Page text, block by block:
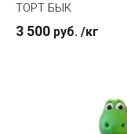
ТОРТ БЫК
3 500 руб. /кг